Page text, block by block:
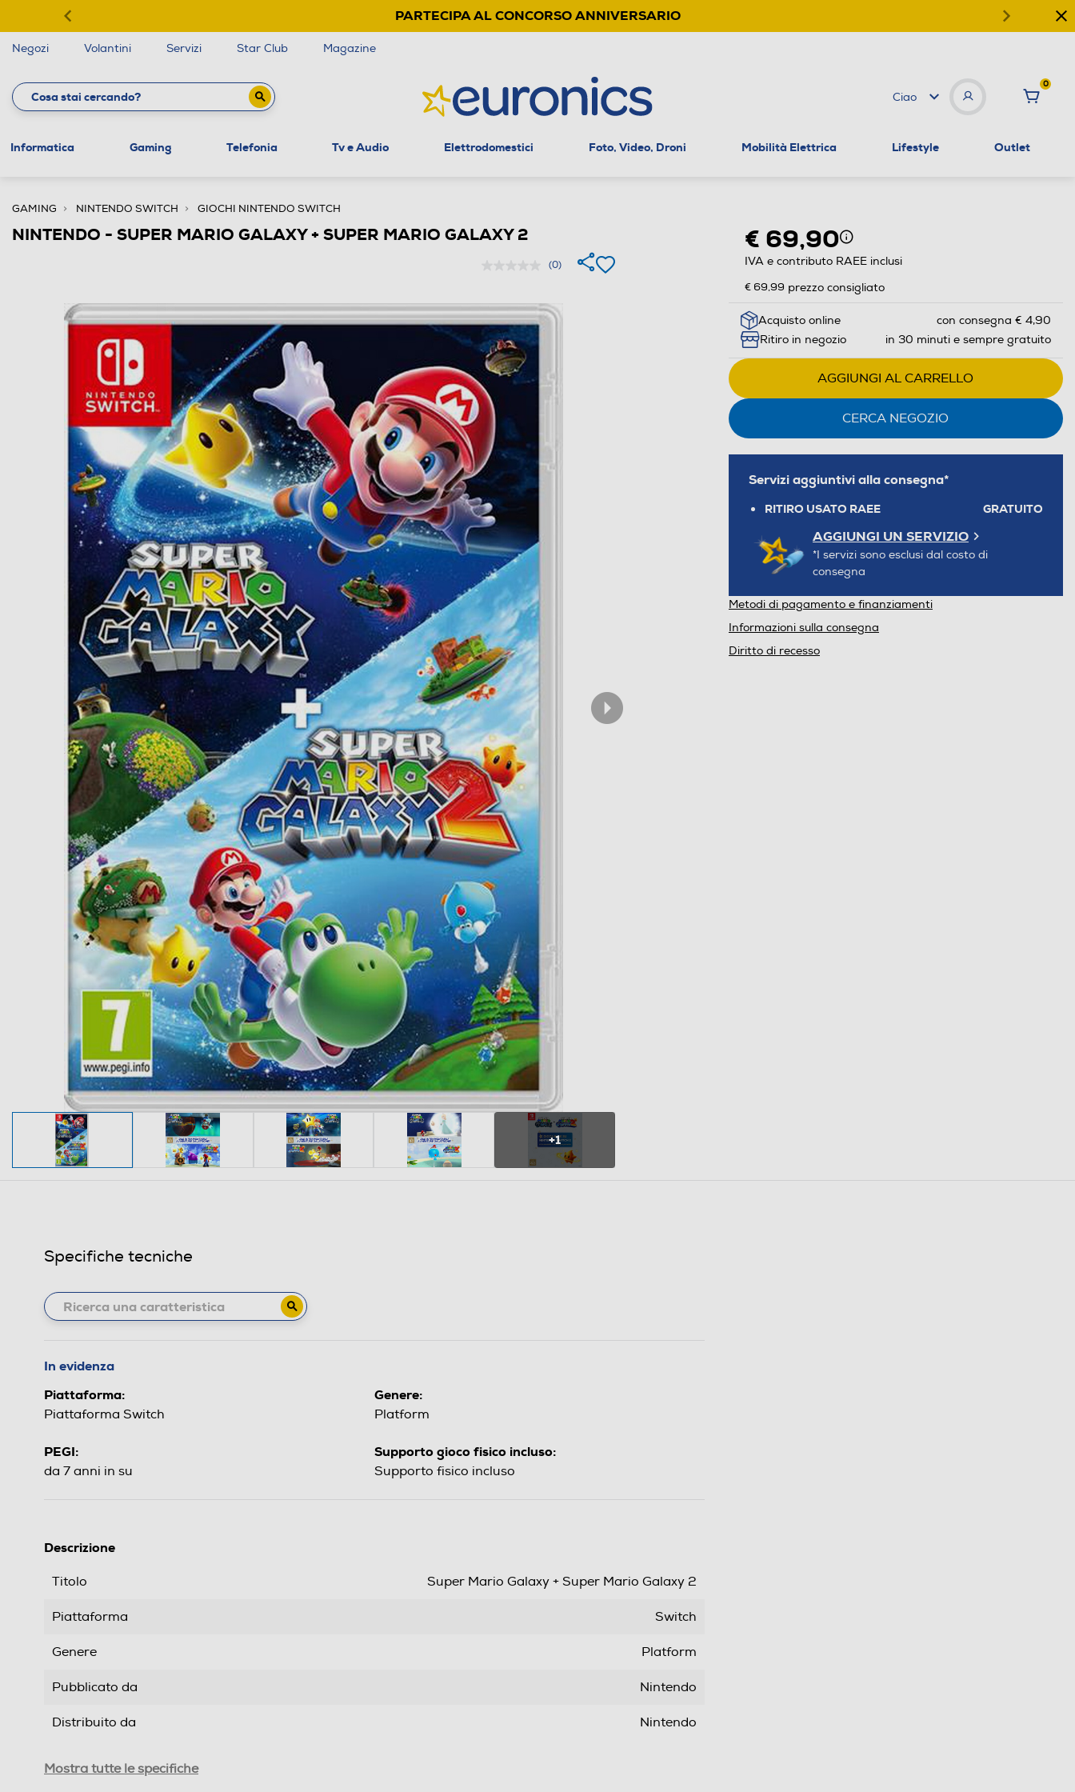
PARTECIPA AL CONCORSO ANNIVERSARIO
Negozi Volantini Servizi Star Club Magazine
Ciao
0
Informatica Gaming Telefonia Tv e Audio Elettrodomestici Foto, Video, Droni Mobilità Elettrica Lifestyle Outlet
GAMING NINTENDO SWITCH GIOCHI NINTENDO SWITCH
NINTENDO - SUPER MARIO GALAXY + SUPER MARIO GALAXY 2
(0)
+1
€ 69,90
IVA e contributo RAEE inclusi
€ 69,99 prezzo consigliato
Acquisto online
con consegna € 4,90
Ritiro in negozio
in 30 minuti e sempre gratuito
AGGIUNGI AL CARRELLO
CERCA NEGOZIO
Servizi aggiuntivi alla consegna*
RITIRO USATO RAEE GRATUITO
AGGIUNGI UN SERVIZIO
*I servizi sono esclusi dal costo di
consegna
Metodi di pagamento e finanziamenti
Informazioni sulla consegna
Diritto di recesso
Specifiche tecniche
In evidenza
Piattaforma:
Piattaforma Switch
Genere:
Platform
PEGI:
da 7 anni in su
Supporto gioco fisico incluso:
Supporto fisico incluso
Descrizione
Titolo Super Mario Galaxy + Super Mario Galaxy 2
Piattaforma Switch
Genere Platform
Pubblicato da Nintendo
Distribuito da Nintendo
Mostra tutte le specifiche